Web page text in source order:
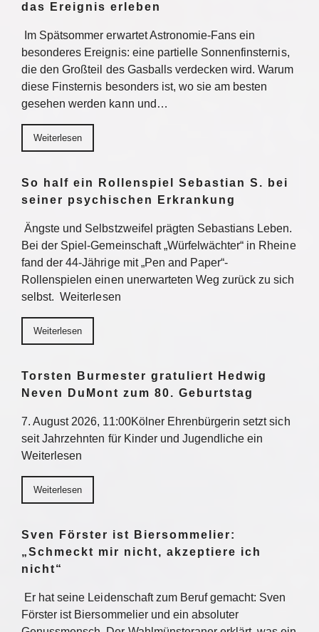
das Ereignis erleben
Im Spätsommer erwartet Astronomie-Fans ein
besonderes Ereignis: eine partielle Sonnenfinsternis,
die den Großteil des Gasballs verdecken wird. Warum
diese Finsternis besonders ist, wo sie am besten
gesehen werden kann und…
Weiterlesen
So half ein Rollenspiel Sebastian S. bei
seiner psychischen Erkrankung
Ängste und Selbstzweifel prägten Sebastians Leben.
Bei der Spiel-Gemeinschaft „Würfelwächter“ in Rheine
fand der 44-Jährige mit „Pen and Paper“-
Rollenspielen einen unerwarteten Weg zurück zu sich
selbst. Weiterlesen
Weiterlesen
Torsten Burmester gratuliert Hedwig
Neven DuMont zum 80. Geburtstag
7. August 2026, 11:00Kölner Ehrenbürgerin setzt sich
seit Jahrzehnten für Kinder und Jugendliche ein
Weiterlesen
Weiterlesen
Sven Förster ist Biersommelier:
„Schmeckt mir nicht, akzeptiere ich
nicht“
Er hat seine Leidenschaft zum Beruf gemacht: Sven
Förster ist Biersommelier und ein absoluter